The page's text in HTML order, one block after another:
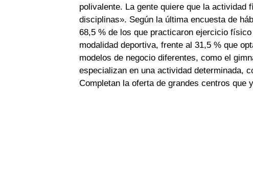
polivalente. La gente quiere que la
disciplinas». Según la última encuesta de
68,5 % de los que practicaron ejercicio
modalidad deportiva, frente al 31,5 % que
modelos de negocio diferentes, como el
especializan en una actividad determinada,
Completan la oferta de grandes centros que